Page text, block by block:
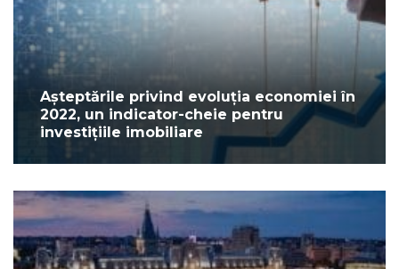
Așteptările privind evoluția economiei în
2022, un indicator-cheie pentru
investițiile imobiliare